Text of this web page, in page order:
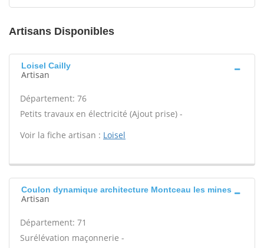
Artisans Disponibles
Loisel Cailly
Artisan
Département: 76
Petits travaux en électricité (Ajout prise) -
Voir la fiche artisan : Loisel
Coulon dynamique architecture Montceau les mines
Artisan
Département: 71
Surélévation maçonnerie -